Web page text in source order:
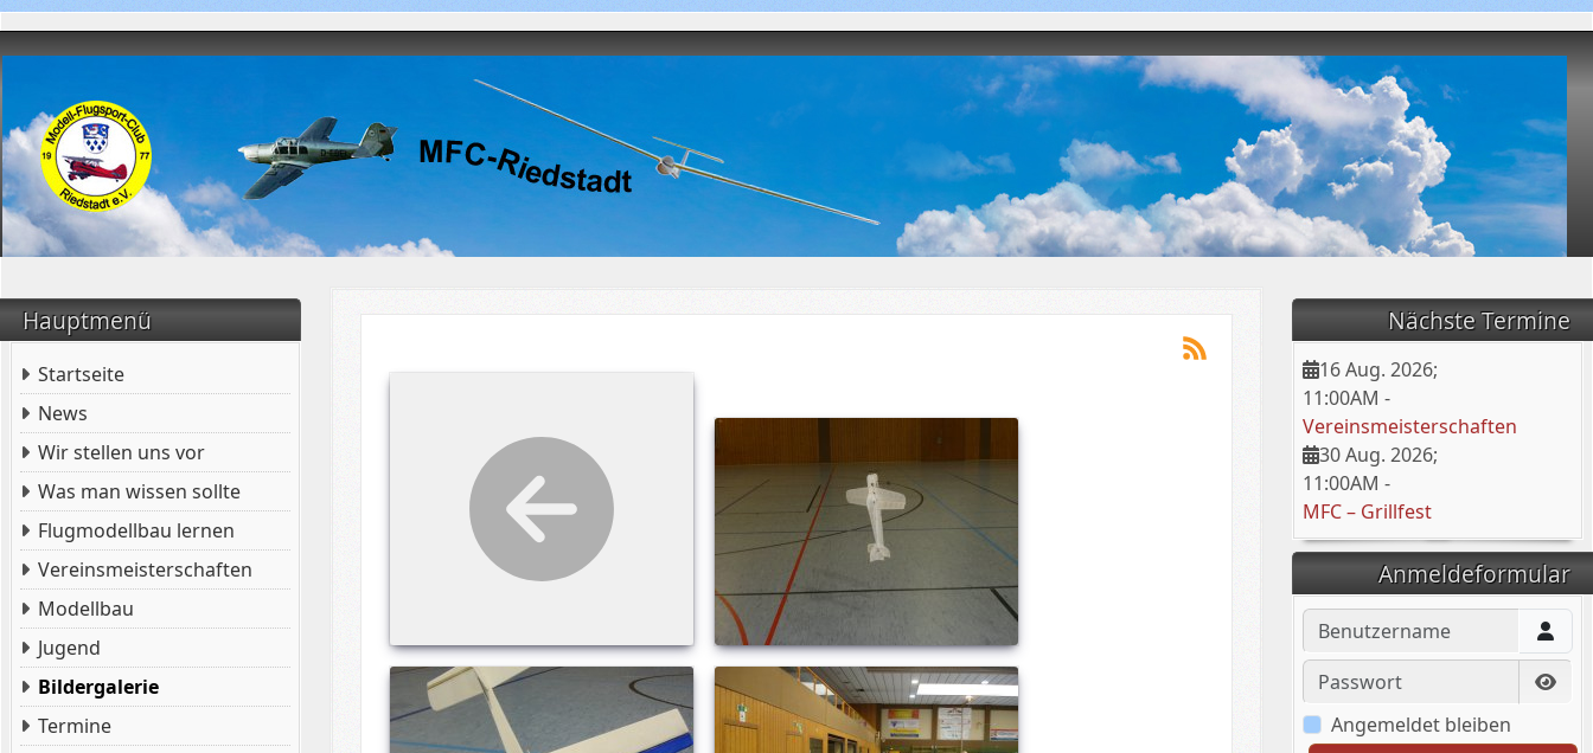
Hauptmenü
Startseite
News
Wir stellen uns vor
Was man wissen sollte
Flugmodellbau lernen
Vereinsmeisterschaften
Modellbau
Jugend
Bildergalerie
Termine
Nächste Termine
16 Aug. 2026;
11:00AM -
Vereinsmeisterschaften
30 Aug. 2026;
11:00AM -
MFC – Grillfest
Anmeldeformular
Benutzername
Passwort
Angemeldet bleiben